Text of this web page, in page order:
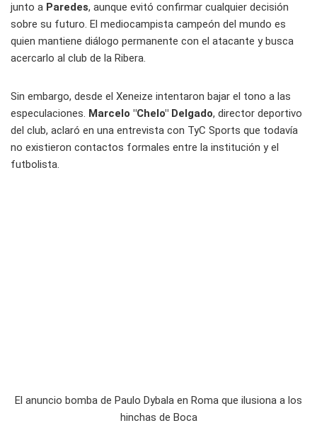
junto a Paredes, aunque evitó confirmar cualquier decisión
sobre su futuro. El mediocampista campeón del mundo es
quien mantiene diálogo permanente con el atacante y busca
acercarlo al club de la Ribera.
Sin embargo, desde el Xeneize intentaron bajar el tono a las
especulaciones. Marcelo "Chelo" Delgado, director deportivo
del club, aclaró en una entrevista con TyC Sports que todavía
no existieron contactos formales entre la institución y el
futbolista.
El anuncio bomba de Paulo Dybala en Roma que ilusiona a los
hinchas de Boca